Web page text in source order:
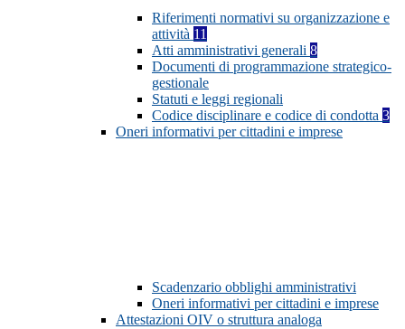
Riferimenti normativi su organizzazione e
attività 11
Atti amministrativi generali 8
Documenti di programmazione strategico-
gestionale
Statuti e leggi regionali
Codice disciplinare e codice di condotta 3
Oneri informativi per cittadini e imprese
Scadenzario obblighi amministrativi
Oneri informativi per cittadini e imprese
Attestazioni OIV o struttura analoga